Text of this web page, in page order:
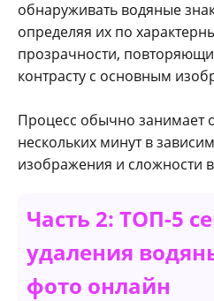
обнаруживать водяные
определяя их по
прозрачности,
контрасту с основным
Процесс обычно занимает
нескольких минут в
изображения и сложности
Часть 2: ТОП-5
удаления
фото онлайн